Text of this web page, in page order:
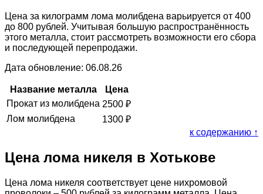
Цена за килограмм лома молибдена варьируется от 400
до 800 рублей. Учитывая большую распространённость
этого металла, стоит рассмотреть возможности его сбора
и последующей перепродажи.
Дата обновление: 06.08.26
Название металла
Цена
Прокат из молибдена 2500 ₽
Лом молибдена
1300 ₽
к содержанию ↑
Цена лома никеля в Хотькове
Цена лома никеля соответствует цене нихромовой